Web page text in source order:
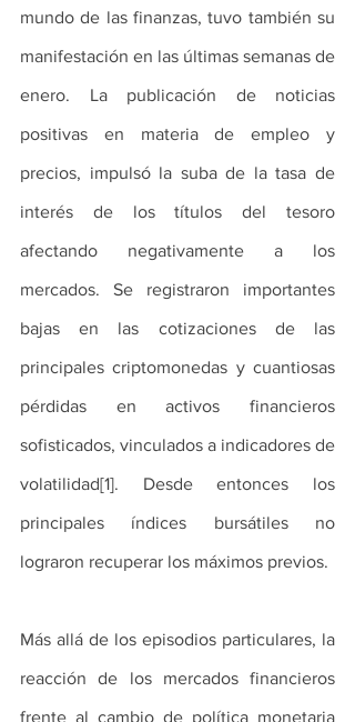
mundo de las finanzas, tuvo también su
manifestación en las últimas semanas de
enero. La publicación de noticias
positivas en materia de empleo y
precios, impulsó la suba de la tasa de
interés de los títulos del tesoro
afectando negativamente a los
mercados. Se registraron importantes
bajas en las cotizaciones de las
principales criptomonedas y cuantiosas
pérdidas en activos financieros
sofisticados, vinculados a indicadores de
volatilidad[1]. Desde entonces los
principales índices bursátiles no
lograron recuperar los máximos previos.
Más allá de los episodios particulares, la
reacción de los mercados financieros
frente al cambio de política monetaria